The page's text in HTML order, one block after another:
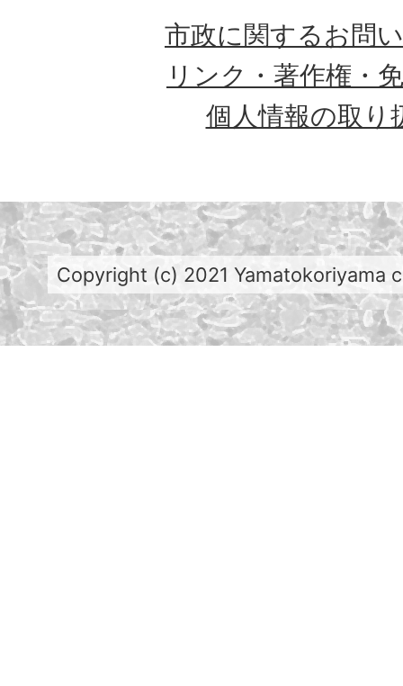
市政に関するお問
リンク・著作権・
個人情報の取り
Copyright (c) 2021 Yamatokoriyama